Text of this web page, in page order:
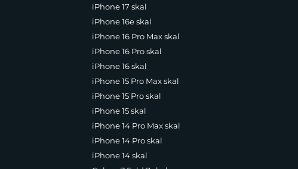
iPhone 17 skal
iPhone 16e skal
iPhone 16 Pro Max skal
iPhone 16 Pro skal
iPhone 16 skal
iPhone 15 Pro Max skal
iPhone 15 Pro skal
iPhone 15 skal
iPhone 14 Pro Max skal
iPhone 14 Pro skal
iPhone 14 skal